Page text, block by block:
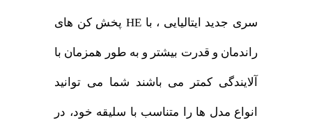
پخش کن های HE سری جدید ایتالیایی ، با
راندمان و قدرت بیشتر و به طور همزمان با
آلایندگی کمتر می باشند شما می توانید
انواع مدل ها را متناسب با سلیقه خود، در